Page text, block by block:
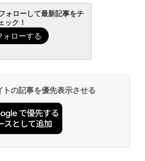
ォローして最新記事をチ
ック！
の記事を優先表示させる